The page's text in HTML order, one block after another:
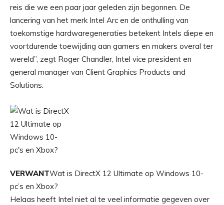
reis die we een paar jaar geleden zijn begonnen. De
lancering van het merk Intel Arc en de onthulling van
toekomstige hardwaregeneraties betekent Intels diepe en
voortdurende toewijding aan gamers en makers overal ter
wereld”, zegt Roger Chandler, Intel vice president en
general manager van Client Graphics Products and
Solutions.
VERWANTWat is DirectX 12 Ultimate op Windows 10-
pc’s en Xbox?
Helaas heeft Intel niet al te veel informatie gegeven over